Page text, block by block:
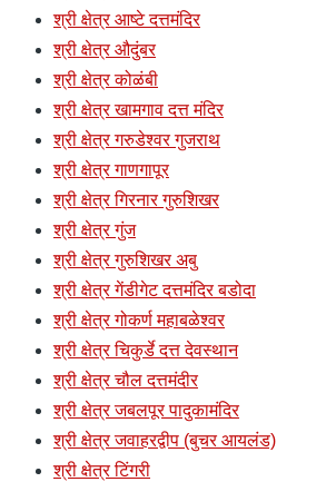
श्री क्षेत्र आष्टे दत्तमंदिर
श्री क्षेत्र औदुंबर
श्री क्षेत्र कोळंबी
श्री क्षेत्र खामगाव दत्त मंदिर
श्री क्षेत्र गरुडेश्वर गुजराथ
श्री क्षेत्र गाणगापूर
श्री क्षेत्र गिरनार गुरुशिखर
श्री क्षेत्र गुंज
श्री क्षेत्र गुरुशिखर अबु
श्री क्षेत्र गेंडीगेट दत्तमंदिर बडोदा
श्री क्षेत्र गोकर्ण महाबळेश्वर
श्री क्षेत्र चिकुर्डे दत्त देवस्थान
श्री क्षेत्र चौल दत्तमंदीर
श्री क्षेत्र जबलपूर पादुकामंदिर
श्री क्षेत्र जवाहरद्वीप (बुचर आयलंड)
श्री क्षेत्र टिंगरी